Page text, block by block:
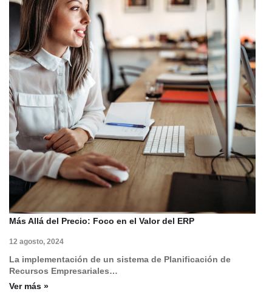
Más Allá del Precio: Foco en el Valor del ERP
12 agosto, 2024
La implementación de un sistema de Planificación de
Recursos Empresariales…
Ver más »